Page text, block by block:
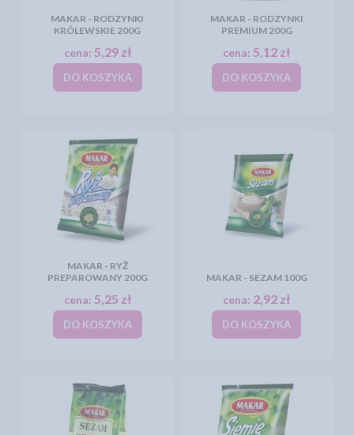
MAKAR - RODZYNKI
KRÓLEWSKIE 200G
cena: 5,29 zł
DO KOSZYKA
MAKAR - RODZYNKI
PREMIUM 200G
cena:5,12 zł
DO KOSZYKA
MAKAR - RYŻ
PREPAROWANY 200G
cena: 5,25 zł
DO KOSZYKA
MAKAR - SEZAM 100G
cena: 2,92 zł
DO KOSZYKA